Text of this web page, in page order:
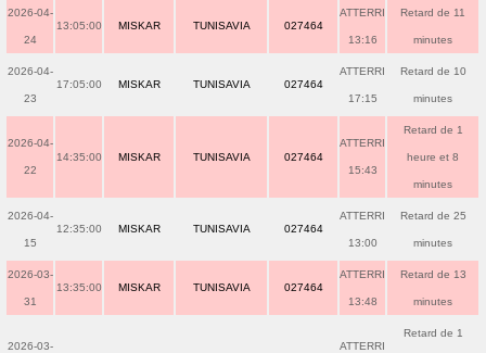
2026-04-
24
13:05:00 MISKAR TUNISAVIA 027464
ATTERRI
13:16
Retard de 11
minutes
2026-04-
23
17:05:00 MISKAR TUNISAVIA 027464
ATTERRI
17:15
Retard de 10
minutes
2026-04-
22
14:35:00 MISKAR TUNISAVIA 027464
ATTERRI
15:43
Retard de 1
heure et 8
minutes
2026-04-
15
12:35:00 MISKAR TUNISAVIA 027464
ATTERRI
13:00
Retard de 25
minutes
2026-03-
31
13:35:00 MISKAR TUNISAVIA 027464
ATTERRI
13:48
Retard de 13
minutes
2026-03- ATTERRI
Retard de 1